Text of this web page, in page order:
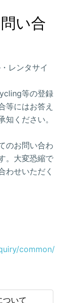
い合
レンタサイ
等の登録
等にはお答え
ください。
のお問い合わ
。大変恐縮で
わせいただく
common/
ついて